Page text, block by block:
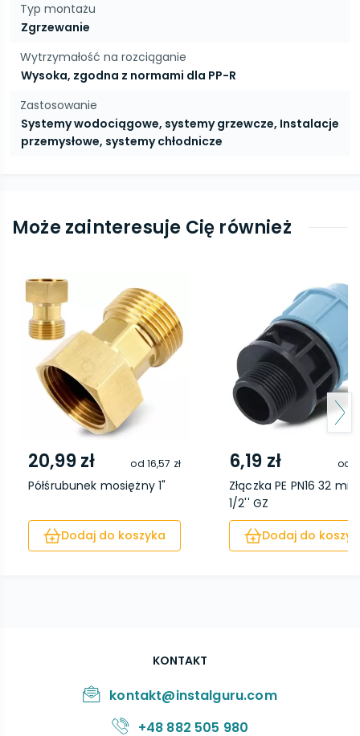
Typ montażu
Zgrzewanie
Wytrzymałość na rozciąganie
Wysoka, zgodna z normami dla PP-R
Zastosowanie
Systemy wodociągowe, systemy grzewcze, Instalacje
przemysłowe, systemy chłodnicze
Może zainteresuje Cię również
20,99 zł od 16,57 zł
Półśrubunek mosiężny 1"
Dodaj do koszyka
6,19 zł od
Złączka PE PN16 32
1/2'' GZ
Dodaj do
KONTAKT
kontakt@instalguru.com
+48 882 505 980